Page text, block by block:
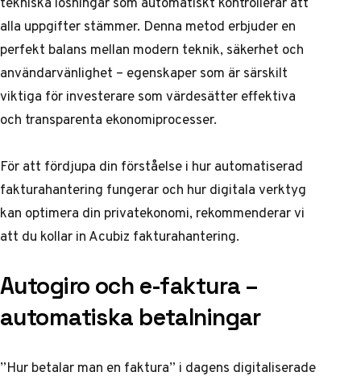
alla uppgifter stämmer. Denna metod erbjuder en
perfekt balans mellan modern teknik, säkerhet och
användarvänlighet – egenskaper som är särskilt
viktiga för investerare som värdesätter effektiva
och transparenta ekonomiprocesser.
För att fördjupa din förståelse i hur automatiserad
fakturahantering fungerar och hur digitala verktyg
kan optimera din privatekonomi, rekommenderar vi
att du kollar inAcubiz fakturahantering.
Autogiro och e-faktura –
automatiska betalningar
”Hur betalar man en faktura” i dagens digitaliserade